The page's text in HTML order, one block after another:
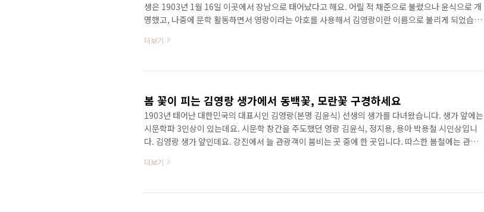
생은 1903년 1월 16일 이곳에서 장남으로 태어났다고 해요. 어릴 적 채준으로 불렀으나 윤식으로 개
명했고, 나중에 문학 활동하면서 영랑이라는 아호를 사용해서 김영랑이란 이름으로 불리게 되었습니
의숙 3학년에 독립만세운동이 일어나자 독립선언서를 들고 고향 강진으로 내려와 사람들과 함께 강
각되어 체포되었다고 하는데요. 다행히 실제로 만세시위를 일으키지 않았다는 이유로 무죄를 선고받
더보기
봄 꽃이 피는 김영랑 생가에서 동백꽃, 모란꽃 구경하세요
1903년 태어난 대한민국의 대표시인 김영랑(본명 김윤식) 선생의 생가를 다녀왔습니다. 생가 앞에는
시문학파 3인상이 있는데요. 시문학 창간을 주도했던 영랑 김윤식, 정지용, 용아 박용철 시인상입니
다. 김영랑 생가 앞인데요. 강진에서 늘 관광객이 붐비는 곳 중에 한 곳입니다. 따스한 봄철에는 관광
한 곳입니다. 김영랑 선생의 대표시 모란이 피기까지는 이라는 시비입니다. 선생의 생가 뒤에는 동백
꽃을 두번 피운다고 하는데요. 나무에서 한 번 피고, 두 번째는 땅에 떨어져서도 피어난다고 해요. 보
더보기